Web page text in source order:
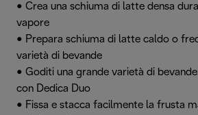
• Crea una schiuma di latte densa
vapore
• Prepara schiuma di latte caldo o
varietà di bevande
• Goditi una grande varietà di
con Dedica Duo
• Fissa e stacca facilmente la frusta